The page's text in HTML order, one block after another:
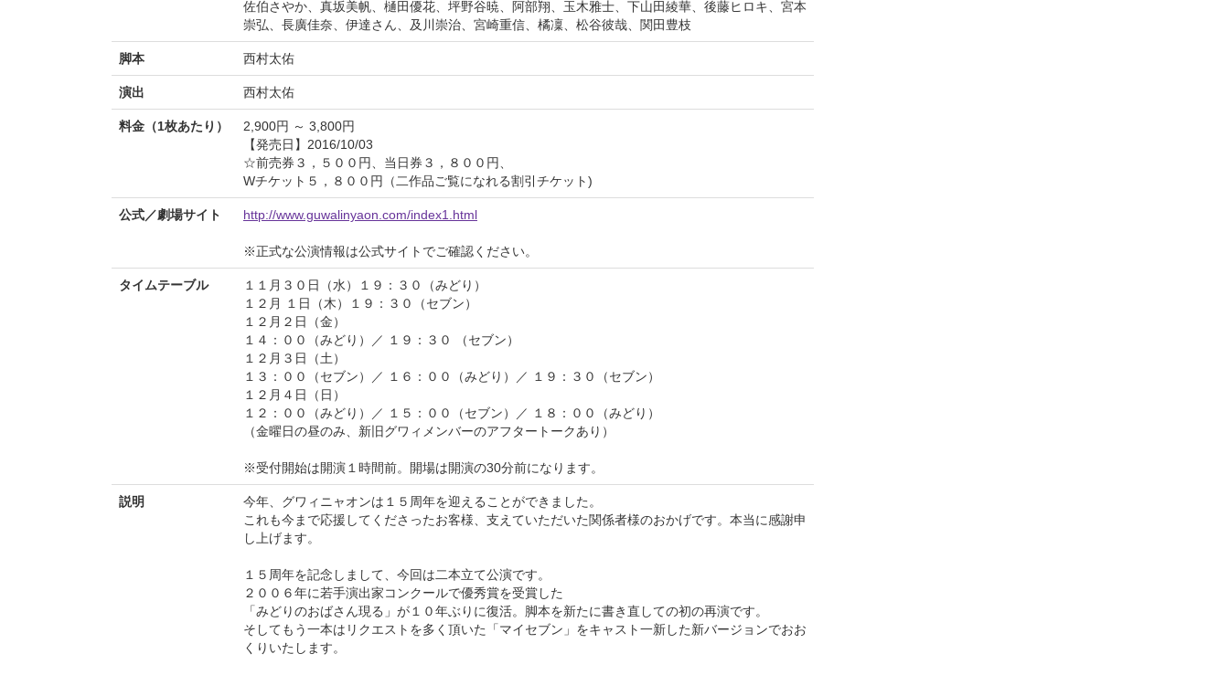
佐伯さやか、真坂美帆、樋田優花、坪野谷暁、阿部翔、玉木雅士、下山田綾華、後藤ヒロキ、宮本
崇弘、長廣佳奈、伊達さん、及川崇治、宮崎重信、橘凜、松谷彼哉、関田豊枝
脚本 西村太佑
演出 西村太佑
料金（1枚あたり）
2,900円 ～ 3,800円
【発売日】2016/10/03
☆前売券３，５００円、当日券３，８００円、
Wチケット５，８００円（二作品ご覧になれる割引チケット)
公式／劇場サイト http://www.guwalinyaon.com/index1.html
※正式な公演情報は公式サイトでご確認ください。
タイムテーブル
１１月３０日（水）１９：３０（みどり）
１２月 １日（木）１９：３０（セブン）
１２月２日（金）
１４：００（みどり）／ １９：３０ （セブン）
１２月３日（土）
１３：００（セブン）／ １６：００（みどり）／ １９：３０（セブン）
１２月４日（日）
１２：００（みどり）／ １５：００（セブン）／ １８：００（みどり）
（金曜日の昼のみ、新旧グワィメンバーのアフタートークあり）
※受付開始は開演１時間前。開場は開演の30分前になります。
説明
今年、グワィニャオンは１５周年を迎えることができました。
これも今まで応援してくださったお客様、支えていただいた関係者様のおかげです。本当に感謝申
し上げます。
１５周年を記念しまして、今回は二本立て公演です。
２００６年に若手演出家コンクールで優秀賞を受賞した
「みどりのおばさん現る」が１０年ぶりに復活。脚本を新たに書き直しての初の再演です。
そしてもう一本はリクエストを多く頂いた「マイセブン」をキャスト一新した新バージョンでおお
くりいたします。